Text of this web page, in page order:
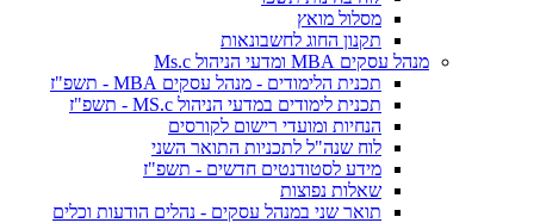
מסלול מואץ
תקנון החוג לחשבונאות
מנהל עסקים MBA ומדעי הניהול Ms.c
תכנית הלימודים - מנהל עסקים MBA - תשפ"ז
תכנית לימודים במדעי הניהול MS.c - תשפ"ז
הנחיות ומועדי רישום לקורסים
לוח שנה"ל לתכניות התואר השני
מידע לסטודנטים חדשים - תשפ"ז
שאלות נפוצות
תואר שני במנהל עסקים - נהלים הודעות וכלים